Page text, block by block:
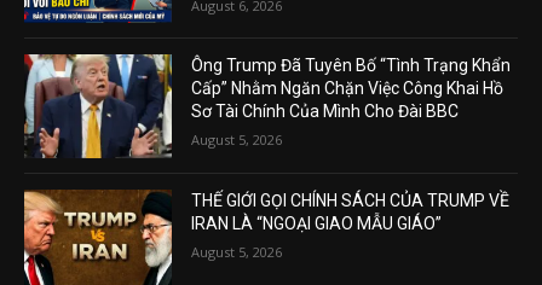
August 6, 2026
Ông Trump Đã Tuyên Bố “Tình Trạng Khẩn
Cấp” Nhằm Ngăn Chặn Việc Công Khai Hồ
Sơ Tài Chính Của Mình Cho Đài BBC
August 5, 2026
THẾ GIỚI GỌI CHÍNH SÁCH CỦA TRUMP VỀ
IRAN LÀ “NGOẠI GIAO MẪU GIÁO”
August 5, 2026